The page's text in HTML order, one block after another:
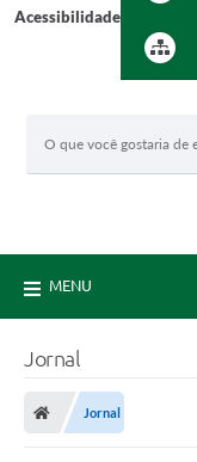
Acessibilidade
MENU
Jornal
Jornal